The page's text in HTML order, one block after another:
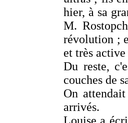
hier, à sa
M.
révolution ;
et très
Du reste,
couches de
On
arrivés.